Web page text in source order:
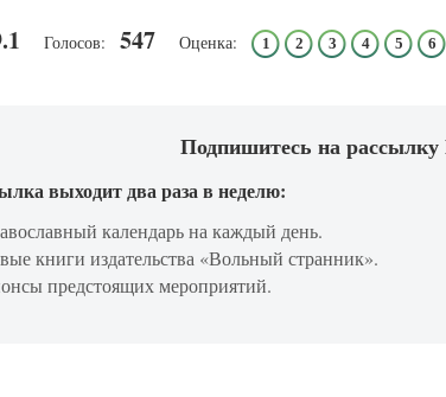
Голосов: 547 Оценка: 1 2 3 4 5 6
Подпишитесь на
выходит два раза в неделю:
календарь на каждый день.
книги издательства «Вольный странник».
предстоящих мероприятий.